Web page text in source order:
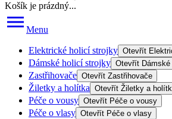
Košík je prázdný...
Menu
Elektrické holicí strojky Otevřít
Dámské holicí strojky Otevřít
Zastřihovače Otevřít Zastřihovače
Žiletky a holítka Otevřít Žiletky a
Péče o vousy Otevřít Péče o vousy
Péče o vlasy Otevřít Péče o vlasy